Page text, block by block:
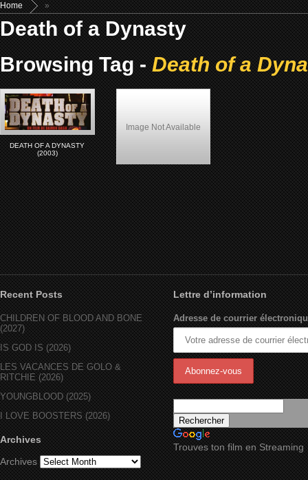
Home »
Death of a Dynasty
Browsing Tag -Death of a
DEATH OF A DYNASTY
(2003)
Image Not Available
BIOPIC AFRICAN-AMERICAN
MOVIE
Recent Posts
CHILDREN OF BLOOD AND BONE
(2027)
IS GOD IS (2026)
LES VACANCES DE GOLO &
RITCHIE (2026)
YOUNGBLOOD (2025)
I LOVE BOOSTERS (2026)
Archives
Archives
Lettre d’information
Adresse de courrier
Trouves ton film en Streaming